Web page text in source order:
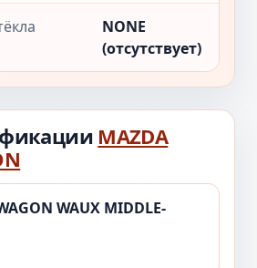
NONE
(отсутствует)
MAZDA
WAUX MIDDLE-